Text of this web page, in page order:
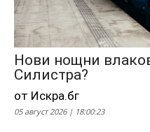
Нови нощни
Силистра?
от Искра.бг
05 август 2026 | 18:00:23